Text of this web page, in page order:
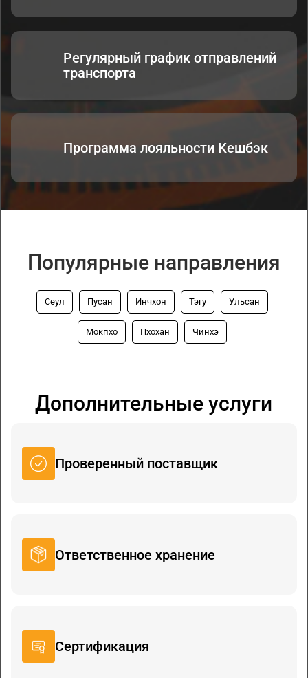
Регулярный график отправлений
транспорта
Программа лояльности Кешбэк
Популярные направления
Сеул Пусан Инчхон Тэгу Ульсан
Мокпхо Пхохан Чинхэ
Дополнительные услуги
Проверенный поставщик
Ответственное хранение
Сертификация